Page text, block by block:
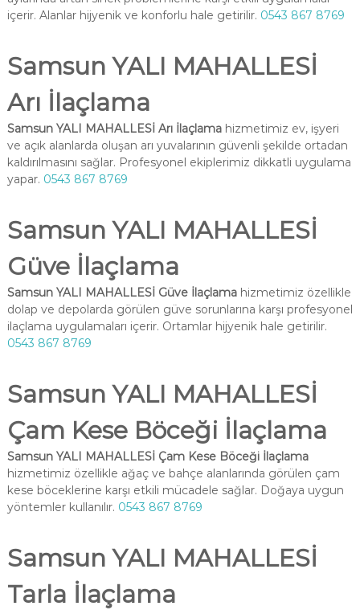
içerir. Alanlar hijyenik ve konforlu hale getirilir. 0543 867 8769
Samsun YALI MAHALLESİ
Arı İlaçlama
Samsun YALI MAHALLESİ Arı İlaçlamahizmetimiz ev, işyeri
ve açık alanlarda oluşan arı yuvalarının güvenli şekilde ortadan
kaldırılmasını sağlar. Profesyonel ekiplerimiz dikkatli uygulama
yapar. 0543 867 8769
Samsun YALI MAHALLESİ
Güve İlaçlama
Samsun YALI MAHALLESİ Güve İlaçlamahizmetimiz özellikle
dolap ve depolarda görülen güve sorunlarına karşı profesyonel
ilaçlama uygulamaları içerir. Ortamlar hijyenik hale getirilir.
0543 867 8769
Samsun YALI MAHALLESİ
Çam Kese Böceği İlaçlama
Samsun YALI MAHALLESİ Çam Kese Böceği İlaçlama
hizmetimiz özellikle ağaç ve bahçe alanlarında görülen çam
kese böceklerine karşı etkili mücadele sağlar. Doğaya uygun
yöntemler kullanılır. 0543 867 8769
Samsun YALI MAHALLESİ
Tarla İlaçlama